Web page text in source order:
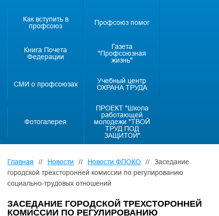
Как вступить в
профсоюз
Профсоюз помог
Книга Почета
Федерации
Газета
"Профсоюзная
жизнь"
СМИ о профсоюзах
Учебный центр
ОХРАНА ТРУДА
Фотогалерея
ПРОЕКТ "Школа
работающей
молодежи "ТВОЙ
ТРУД ПОД
ЗАЩИТОЙ"
Главная // Новости // Новости ФПОКО //
Заседание
городской трехсторонней комиссии по регулированию
социально-трудовых отношений
ЗАСЕДАНИЕ ГОРОДСКОЙ ТРЕХСТОРОННЕЙ
КОМИССИИ ПО РЕГУЛИРОВАНИЮ